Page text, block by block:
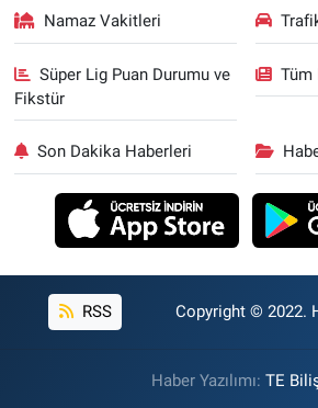
Namaz Vakitleri
Süper Lig Puan Durumu ve
Fikstür
Tüm
Son Dakika Haberleri
RSS Copyright © 2022.
Haber Yazılımı: TE